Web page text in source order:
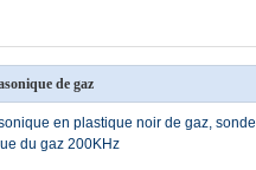
de gaz
en plastique noir de gaz, sonde
du gaz 200KHz